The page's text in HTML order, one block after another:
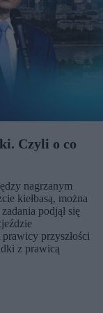
Czyli o co
nagrzanym
kiełbasą, można
podjął się
przyszłości
z prawicą